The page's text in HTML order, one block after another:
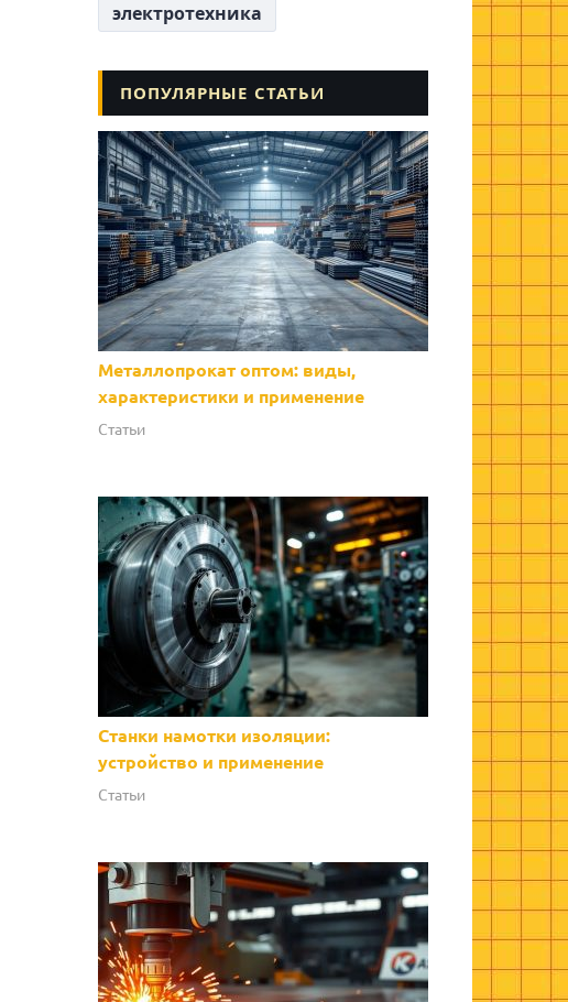
электротехника
ПОПУЛЯРНЫЕ СТАТЬИ
Металлопрокат оптом: виды,
характеристики и применение
Статьи
Станки намотки изоляции:
устройство и применение
Статьи